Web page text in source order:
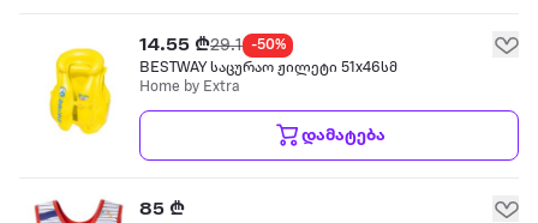
14.55 ₾29.1 -50%
BESTWAY საცურაო ჟილეტი 51x46სმ
Home by Extra
დამატება
85 ₾